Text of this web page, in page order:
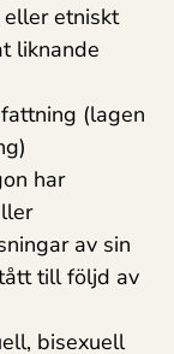
etniskt
liknande
(lagen
har
av sin
till följd av
bisexuell